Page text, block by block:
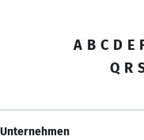
A B C D E
Q R
Unternehmen